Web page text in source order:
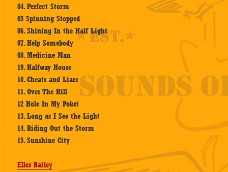
04. Perfect Storm
05 Spinning Stopped
06. Shining In the Half Light
07. Help Somebody
08. Medicine Man
19. Halfway House
10. Cheats and Liars
11. Over The Hill
12 Hole In My Poket
13. Long as I See the Light
14. Riding Out the Storm
15. Sunshine City
Elles Bailey